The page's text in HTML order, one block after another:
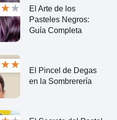
★★
El Arte de los
Pasteles Negros:
Guía Completa
★★
El Pincel de Degas
en la Sombrerería